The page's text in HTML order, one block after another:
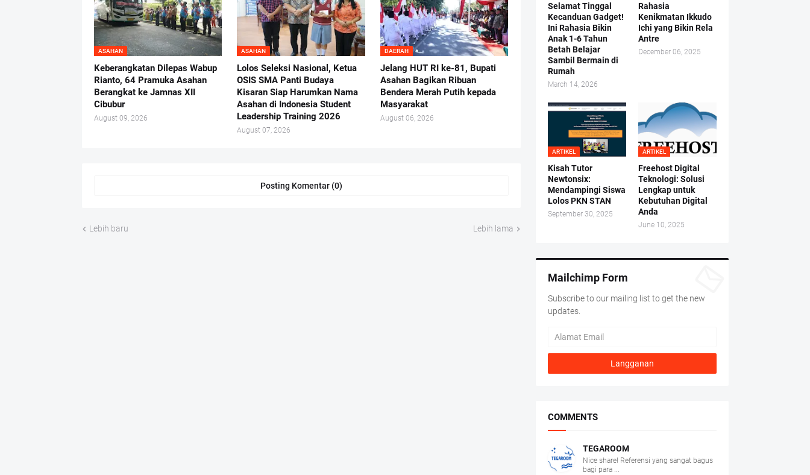
ASAHAN
Keberangkatan Dilepas Wabup
Rianto, 64 Pramuka Asahan
Berangkat ke Jamnas XII
Cibubur
August 09, 2026
ASAHAN
Lolos Seleksi Nasional, Ketua
OSIS SMA Panti Budaya
Kisaran Siap Harumkan Nama
Asahan di Indonesia Student
Leadership Training 2026
August 07, 2026
DAERAH
Jelang HUT RI ke-81, Bupati
Asahan Bagikan Ribuan
Bendera Merah Putih kepada
Masyarakat
August 06, 2026
Posting Komentar (0)
Lebih baru Lebih lama
Selamat Tinggal
Kecanduan Gadget!
Ini Rahasia Bikin
Anak 1-6 Tahun
Betah Belajar
Sambil Bermain di
Rumah
March 14, 2026
Rahasia
Kenikmatan Ikkudo
Ichi yang Bikin Rela
Antre
December 06, 2025
ARTIKEL
Kisah Tutor
Newtonsix:
Mendampingi Siswa
Lolos PKN STAN
September 30, 2025
ARTIKEL
Freehost Digital
Teknologi: Solusi
Lengkap untuk
Kebutuhan Digital
Anda
June 10, 2025
Mailchimp Form
Subscribe to our mailing list to get the new
updates.
COMMENTS
TEGAROOM
Nice share! Referensi yang sangat bagus
bagi para ...